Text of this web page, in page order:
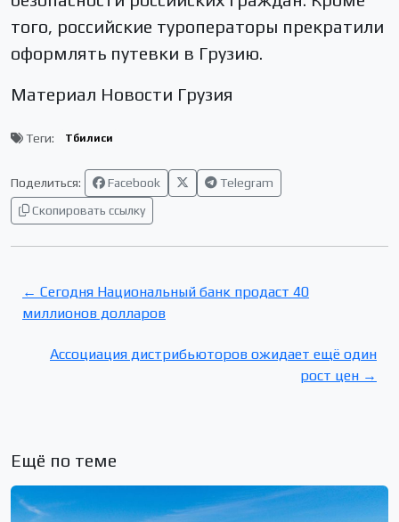
того, российские туроператоры прекратили
оформлять путевки в Грузию.
Материал Новости Грузия
Теги: Тбилиси
Поделиться: Facebook
Telegram
Скопировать ссылку
← Сегодня Национальный банк продаст 40
миллионов долларов
Ассоциация дистрибьюторов ожидает ещё один
рост цен →
Ещё по теме